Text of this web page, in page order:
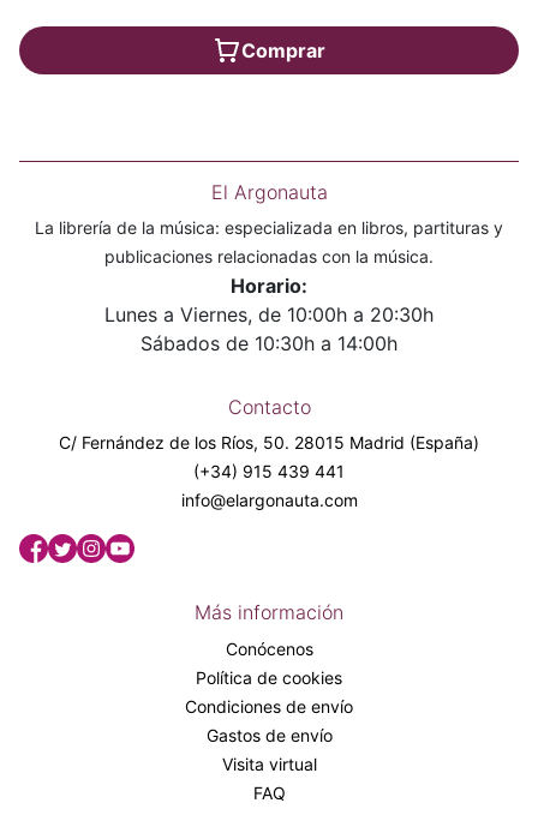
Comprar
El Argonauta
La librería de la música: especializada en libros, partituras y
publicaciones relacionadas con la música.
Horario:
Lunes a Viernes, de 10:00h a 20:30h
Sábados de 10:30h a 14:00h
Contacto
C/ Fernández de los Ríos, 50. 28015 Madrid (España)
(+34) 915 439 441
info@elargonauta.com
Más información
Conócenos
Política de cookies
Condiciones de envío
Gastos de envío
Visita virtual
FAQ